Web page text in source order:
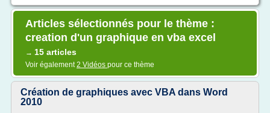
Articles sélectionnés pour le thème :
creation d'un graphique en vba excel
→ 15 articles
Voir également2 Vidéos pour ce thème
Création de graphiques avec VBA dans Word
2010